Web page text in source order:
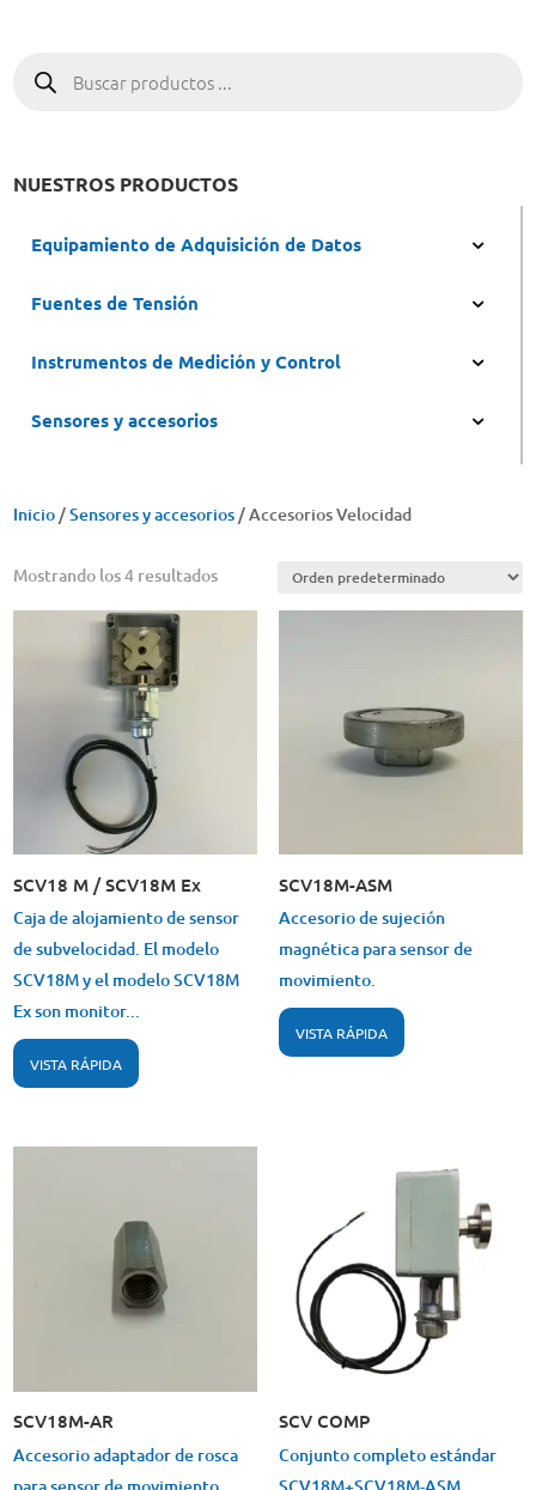
productos
NUESTROS PRODUCTOS
Equipamiento de Adquisición de Datos
Fuentes de Tensión
Instrumentos de Medición y Control
Sensores y accesorios
Inicio/Sensores y accesorios/ Accesorios Velocidad
Mostrando los 4 resultados
SCV18 M / SCV18M Ex
Caja de alojamiento de sensor
de subvelocidad. El modelo
SCV18M y el modelo SCV18M
Ex son monitor...
VISTA RÁPIDA
SCV18M-ASM
Accesorio de sujeción
magnética para sensor de
movimiento.
VISTA RÁPIDA
SCV18M-AR
Accesorio adaptador de rosca
para sensor de movimiento.
SCV COMP
Conjunto completo estándar
SCV18M+SCV18M-ASM.